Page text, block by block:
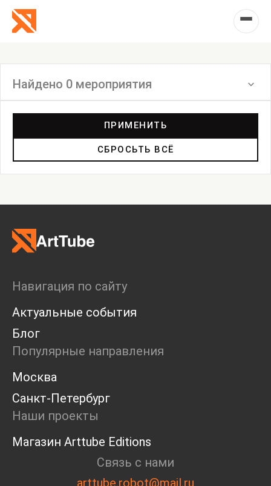
Найдено 0 мероприятия
Дискуссия
Пост-релиз
Пресс-конференция
Ярмарка
Open call
Экскурсия
Дискуссия
Cosmoscow 2024
Blazar 2024
Встречи
Круглый стол
ПРИМЕНИТЬ
СБРОСЬТЬ ВСЁ
Навигация по сайту
Актуальные события
Блог
Популярные направления
Москва
Санкт-Петербург
Наши проекты
Магазин Arttube Editions
Связь с нами
arttube.robot@mail.ru